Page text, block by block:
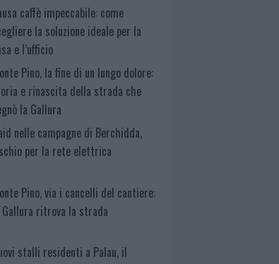
caffè impeccabile: come
la soluzione ideale per la
e l’ufficio
Pino, la fine di un lungo dolore:
e rinascita della strada che
la Gallura
nelle campagne di Berchidda,
per la rete elettrica
Pino, via i cancelli del cantiere:
ritrova la strada
stalli residenti a Palau, il